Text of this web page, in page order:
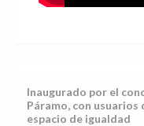
Inaugurado por el
Páramo, con usuarios
espacio de igualdad